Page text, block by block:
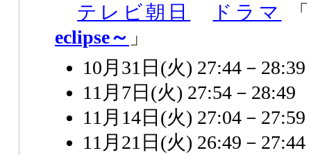
テレビ朝日 ドラマ
「
eclipse～ 」
10月31日(火) 27:44－28:39
11月7日(火) 27:54－28:49
11月14日(火) 27:04－27:59
11月21日(火) 26:49－27:44